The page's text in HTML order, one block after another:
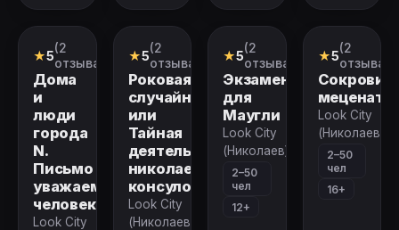
Городской
квест
★5(2
отзыва)
Дома
и
люди
города
N.
Письмо
уважаемому
человеку
Look City
Городской
квест
★5(2
отзыва)
Роковая
случайность,
или
Тайная
деятельность
николаевских
консулов
Look City
(Николаев)
Городской
квест
★5(2
отзыва)
Экзамен
для
Маугли
Look City
(Николаев)
2–50
чел
12+
Городской
квест
★5(2
отзыва)
мецената
Look City
(Николаев)
2–50
чел
16+